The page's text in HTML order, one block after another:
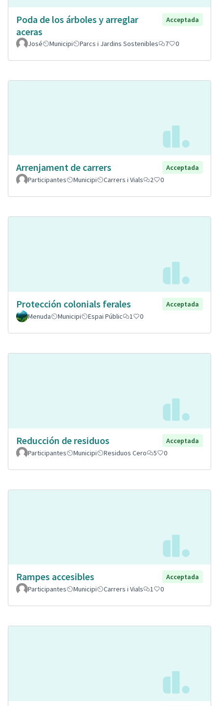
Poda de los árboles y arreglar
aceras
Acceptada
José Municipi Parcs i Jardins Sostenibles 7 0
Arrenjament de carrers
Acceptada
Participantes
Municipi Carrers i Vials 2 0
Protección colonials ferales
Acceptada
Menuda
Municipi Espai Públic 1 0
Reducción de residuos
Acceptada
Participantes
Municipi Residuos Cero 5 0
Rampes accesibles
Acceptada
Participantes
Municipi Carrers i Vials 1 0